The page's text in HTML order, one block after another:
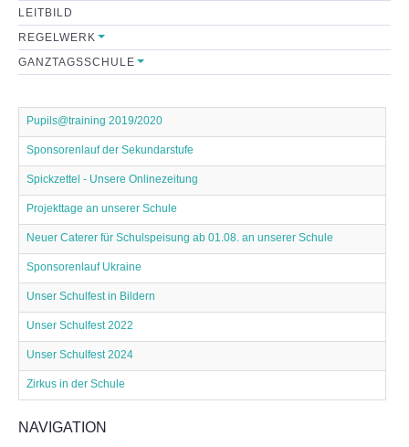
Schulleitung
Sekretariat
Lehrerkollegium
Mitarbeiter
Schulkonferenz
FÖRDERVEREIN
Initiative
Satzung
Leistungen
FORMULARE
LEITBILD
REGELWERK
GANZTAGSSCHULE
Pupils@training 2019/2020
Sponsorenlauf der Sekundarstufe
Spickzettel - Unsere Onlinezeitung
Projekttage an unserer Schule
Neuer Caterer für Schulspeisung ab 01.08. an unserer Schule
Sponsorenlauf Ukraine
Unser Schulfest in Bildern
Unser Schulfest 2022
Unser Schulfest 2024
Zirkus in der Schule
NAVIGATION